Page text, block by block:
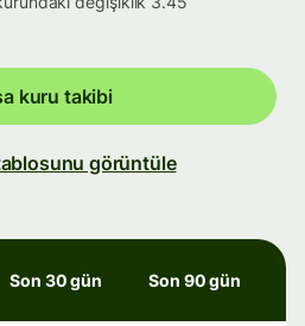
kuru takibi
görüntüle
Son 30 gün Son 90 gün